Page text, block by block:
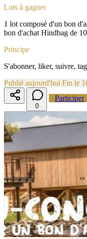
Lots à gagner
1 lot composé d'un bon
bon d'achat Hindbag de
Principe
S'abonner, liker, suivre,
Publié aujourd'hui Fin le
0
Participer